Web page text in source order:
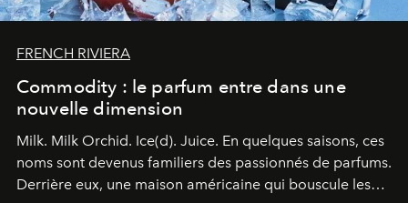
FRENCH RIVIERA
Commodity : le parfum entre dans une
nouvelle dimension
Milk. Milk Orchid. Ice(d). Juice. En quelques saisons, ces
noms sont devenus familiers des passionnés de parfums.
Derrière eux, une maison américaine qui bouscule les